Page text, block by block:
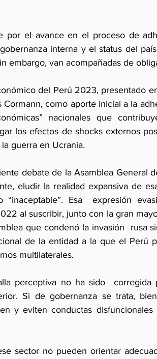
por el avance en el proceso de
interna y el status del
embargo, van acompañadas de
del Perú 2023, presentado
Cormann, como aporte inicial a la
nacionales que
los efectos de shocks externos
guerra en Ucrania.
debate de la Asamblea General
eludir la realidad expansiva de
“inaceptable”. Esa  expresión
al suscribir, junto con la gran
que condenó la invasión  rusa
de la entidad a la que el Perú
multilaterales.
perceptiva no ha sido
Si de gobernanza se trata,
y eviten conductas
sector no pueden orientar